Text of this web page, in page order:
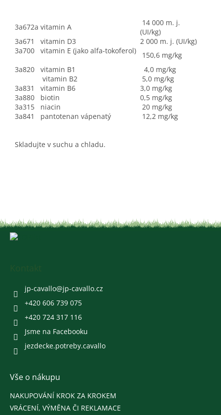
3a672a vitamin A
14 000 m. j.
(UI/kg)
3a671 vitamin D3
2 000 m. j. (UI/kg)
3a700 vitamin E (jako alfa-tokoferol)
150,6 mg/kg
3a820 vitamin B1
4,0 mg/kg
vitamin B2
5,0 mg/kg
3a831 vitamin B6
3,0 mg/kg
3a880 biotin
0,5 mg/kg
3a315 niacin
20 mg/kg
3a841 pantotenan vápenatý
12,2 mg/kg
Skladujte v suchu a chladu.
jp-cavallo@jp-cavallo.cz
+420 606 739 075
+420 724 317 116
Jsme na Facebooku
jezdecke.potreby.cavallo
Vše o nákupu
NAKUPOVÁNÍ KROK ZA KROKEM
VRÁCENÍ, VÝMĚNA ČI REKLAMACE